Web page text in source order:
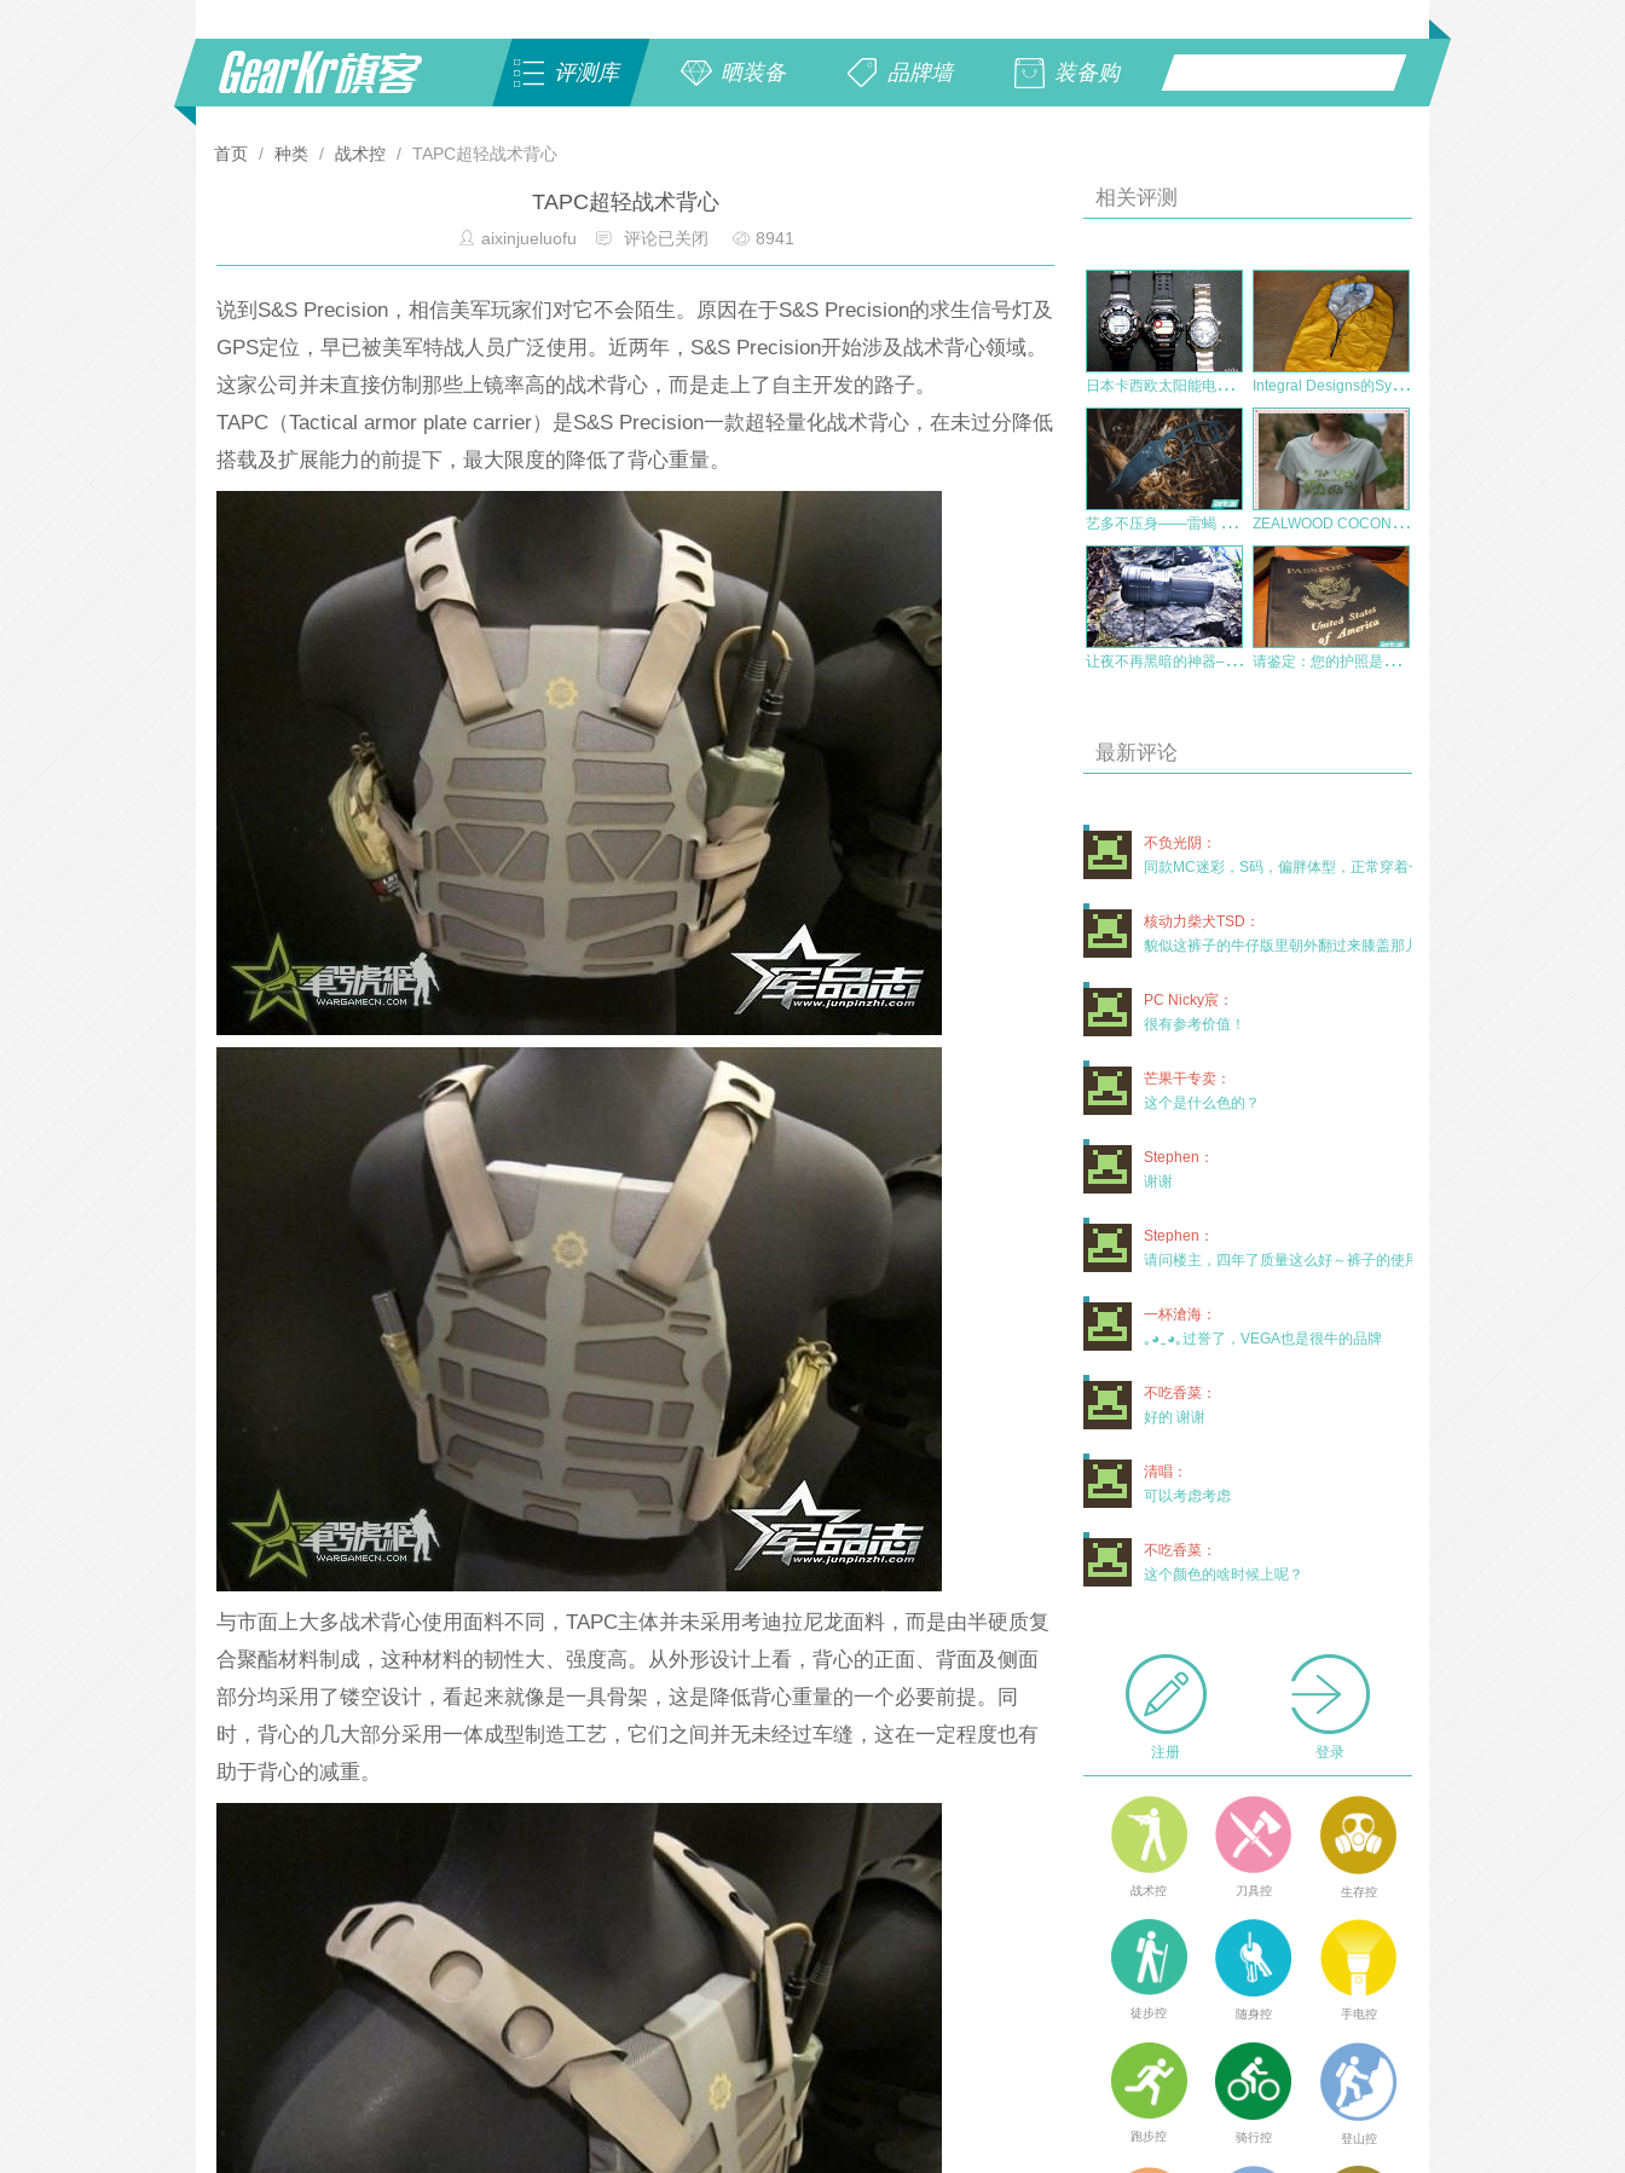
评测库 晒装备 品牌墙 装备购
首页 / 种类 / 战术控 / TAPC超轻战术背心
TAPC超轻战术背心
aixinjueluofu 评论已关闭 8941
说到S&S Precision，相信美军玩家们对它不会陌生。原因在于S&S Precision的求生信号灯及
GPS定位，早已被美军特战人员广泛使用。近两年，S&S Precision开始涉及战术背心领域。
这家公司并未直接仿制那些上镜率高的战术背心，而是走上了自主开发的路子。
TAPC（Tactical armor plate carrier）是S&S Precision一款超轻量化战术背心，在未过分降低
搭载及扩展能力的前提下，最大限度的降低了背心重量。
与市面上大多战术背心使用面料不同，TAPC主体并未采用考迪拉尼龙面料，而是由半硬质复
合聚酯材料制成，这种材料的韧性大、强度高。从外形设计上看，背心的正面、背面及侧面
部分均采用了镂空设计，看起来就像是一具骨架，这是降低背心重量的一个必要前提。同
时，背心的几大部分采用一体成型制造工艺，它们之间并无未经过车缝，这在一定程度也有
助于背心的减重。
相关评测
日
本卡西欧太阳能电波手表一系列 I
ntegral Designs的Sympatex紧急露营袋Penguin Reflexion Bivy
艺
多不压身——雷蝎 多功能刀使用评测 Z
EALWOOD COCONA 女款 T恤评测
让
夜不再黑暗的神器–IMALENT艾美能特DT35测评 请
鉴定：您的护照是否正在泄漏敏感信息？
最新评论
不负光阴：
同款MC迷彩，S码，偏胖体型，正常穿着一年半，没
核动力柴犬TSD：
貌似这裤子的牛仔版里朝外翻过来膝盖那儿有放护膝的
PC Nicky宸：
很有参考价值！
芒果干专卖：
这个是什么色的？
Stephen：
谢谢
Stephen：
请问楼主，四年了质量这么好～裤子的使用率高吗？
一杯滄海：
｡◕‿◕｡过誉了，VEGA也是很牛的品牌
不吃香菜：
好的 谢谢
清唱：
可以考虑考虑
不吃香菜：
这个颜色的啥时候上呢？
注册 登录
战术控 刀具控 生存控
徒步控 随身控 手电控
跑步控 骑行控 登山控